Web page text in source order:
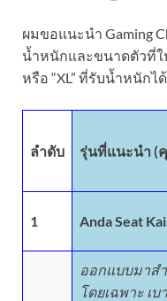
ผมขอแนะนำ Gaming
น้ำหนักและขนาดตัวที่ใ
หรือ “XL” ที่รับน้ำหนักไ
ลำดับ รุ่นที่แนะนำ (
1 Anda Seat
ออกแบบมาส
โดยเฉพาะ เ